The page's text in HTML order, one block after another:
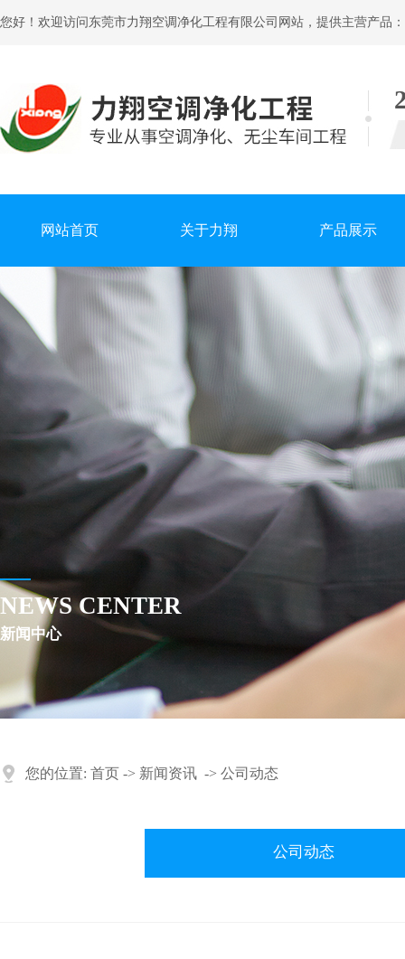
您好！欢迎访问东莞市力翔空调净化工程有限公司网站，提供主营产品
网站首页 关于力翔 产品展示
NEWS CENTER
新闻中心
您的位置: 首页 -> 新闻资讯 -> 公司动态
公司动态